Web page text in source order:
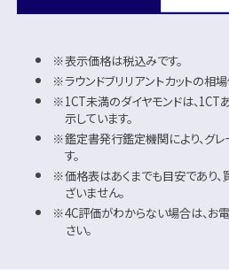
表示価格は税込みです。
ラウンドブリリアントカットの相場
1CT未満のダイヤモンドは、
示しています。
鑑定書発行鑑定機関により、グ
す。
価格表はあくまでも目安であり
ざいません。
4C評価がわからない場合は、お
さい。